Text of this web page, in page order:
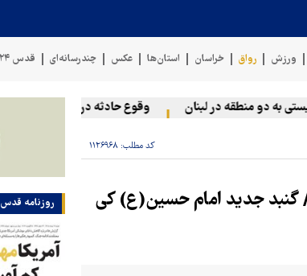
ورزش رواق خراسان استان‌ها عکس چندرسانه‌ای قدس ۲۴
دو منطقه در لبنان وقوع حادثه دریایی در سواحل عمان
کد مطلب: ۱۱۲۶۹۶۸
گنبد جدید امام حسین(ع) کی
روزنامه قدس